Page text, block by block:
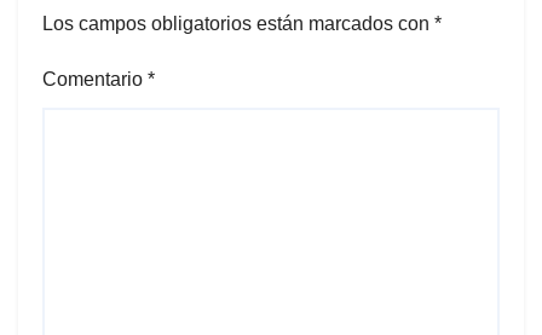
Los campos obligatorios están marcados con *
Comentario *